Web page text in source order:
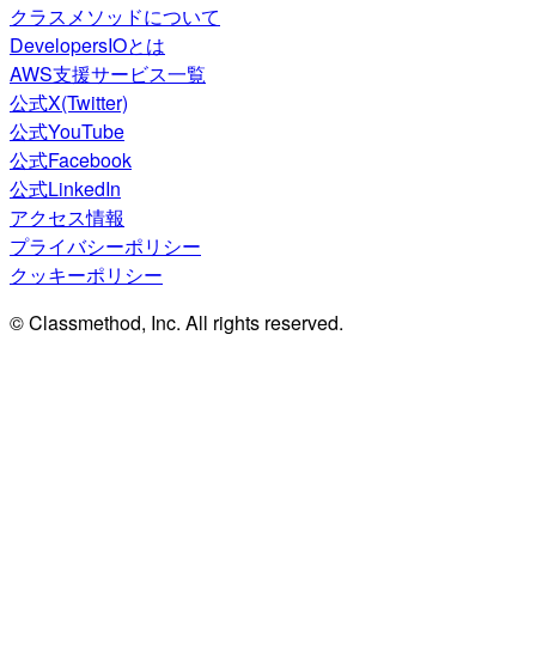
クラスメソッドについて
DevelopersIOとは
AWS支援サービス一覧
公式X(Twitter)
公式YouTube
公式Facebook
公式LinkedIn
アクセス情報
プライバシーポリシー
クッキーポリシー
© Classmethod, Inc. All rights reserved.